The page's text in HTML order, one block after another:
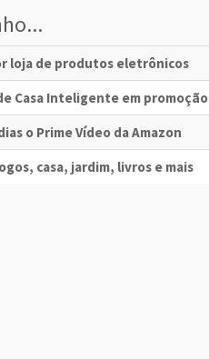
loja de produtos eletrônicos
Casa Inteligente em promoção
o Prime Vídeo da Amazon
casa, jardim, livros e mais